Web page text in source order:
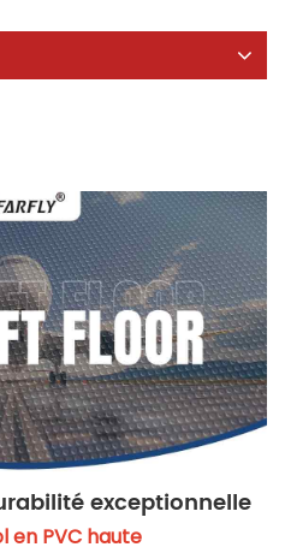
exceptionnelle
en PVC haute